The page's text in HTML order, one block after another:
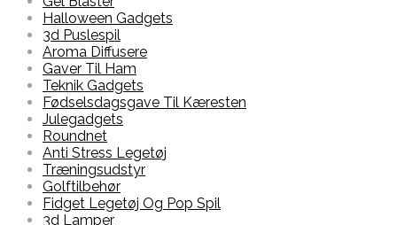
Halloween Gadgets
3d Puslespil
Aroma Diffusere
Gaver Til Ham
Teknik Gadgets
Fødselsdagsgave Til Kæresten
Julegadgets
Roundnet
Anti Stress Legetøj
Træningsudstyr
Golftilbehør
Fidget Legetøj Og Pop Spil
3d Lamper